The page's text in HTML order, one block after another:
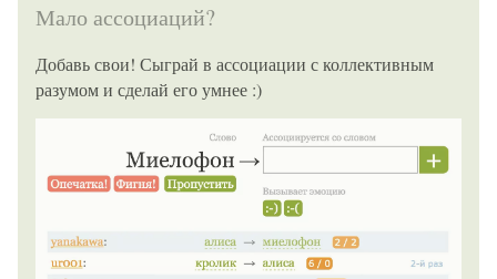
Мало ассоциаций?
Добавь свои! Сыграй в ассоциации с коллективным
разумом и сделай его умнее :)